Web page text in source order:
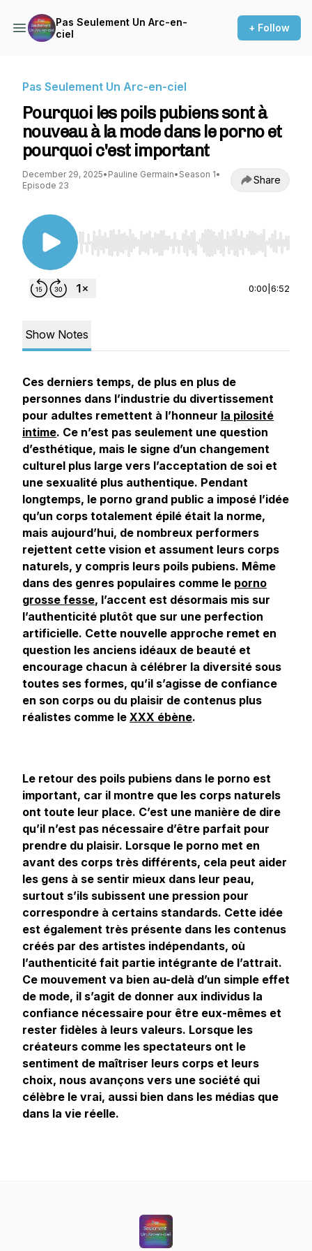
Pas Seulement Un Arc-en-
ciel
+ Follow
Pas Seulement Un Arc-en-ciel
Pourquoi les poils pubiens sont à
nouveau à la mode dans le porno et
pourquoi c'est important
December 29, 2025• Pauline Germain• Season 1•
Episode 23
Share
Use Left/Right to seek, Home/End to jump to
0:00 6:52
Show Notes
Ces derniers temps, de plus en plus de
personnes dans l’industrie du divertissement
pour adultes remettent à l’honneur la pilosité
intime. Ce n’est pas seulement une question
d’esthétique, mais le signe d’un changement
culturel plus large vers l’acceptation de soi et
une sexualité plus authentique. Pendant
longtemps, le porno grand public a imposé l’idée
qu’un corps totalement épilé était la norme,
mais aujourd’hui, de nombreux performers
rejettent cette vision et assument leurs corps
naturels, y compris leurs poils pubiens. Même
dans des genres populaires comme le porno
grosse fesse, l’accent est désormais mis sur
l’authenticité plutôt que sur une perfection
artificielle. Cette nouvelle approche remet en
question les anciens idéaux de beauté et
encourage chacun à célébrer la diversité sous
toutes ses formes, qu’il s’agisse de confiance
en son corps ou du plaisir de contenus plus
réalistes comme le XXX ébène.
Le retour des poils pubiens dans le porno est
important, car il montre que les corps naturels
ont toute leur place. C’est une manière de dire
qu’il n’est pas nécessaire d’être parfait pour
prendre du plaisir. Lorsque le porno met en
avant des corps très différents, cela peut aider
les gens à se sentir mieux dans leur peau,
surtout s’ils subissent une pression pour
correspondre à certains standards. Cette idée
est également très présente dans les contenus
créés par des artistes indépendants, où
l’authenticité fait partie intégrante de l’attrait.
Ce mouvement va bien au-delà d’un simple effet
de mode, il s’agit de donner aux individus la
confiance nécessaire pour être eux-mêmes et
rester fidèles à leurs valeurs. Lorsque les
créateurs comme les spectateurs ont le
sentiment de maîtriser leurs corps et leurs
choix, nous avançons vers une société qui
célèbre le vrai, aussi bien dans les médias que
dans la vie réelle.